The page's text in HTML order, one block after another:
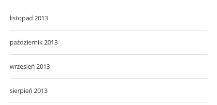
listopad 2013
październik 2013
wrzesień 2013
sierpień 2013